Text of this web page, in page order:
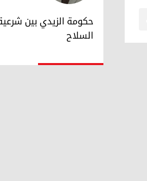
محمد حسن الساعدي
حكومة الزيدي بين
السلاح